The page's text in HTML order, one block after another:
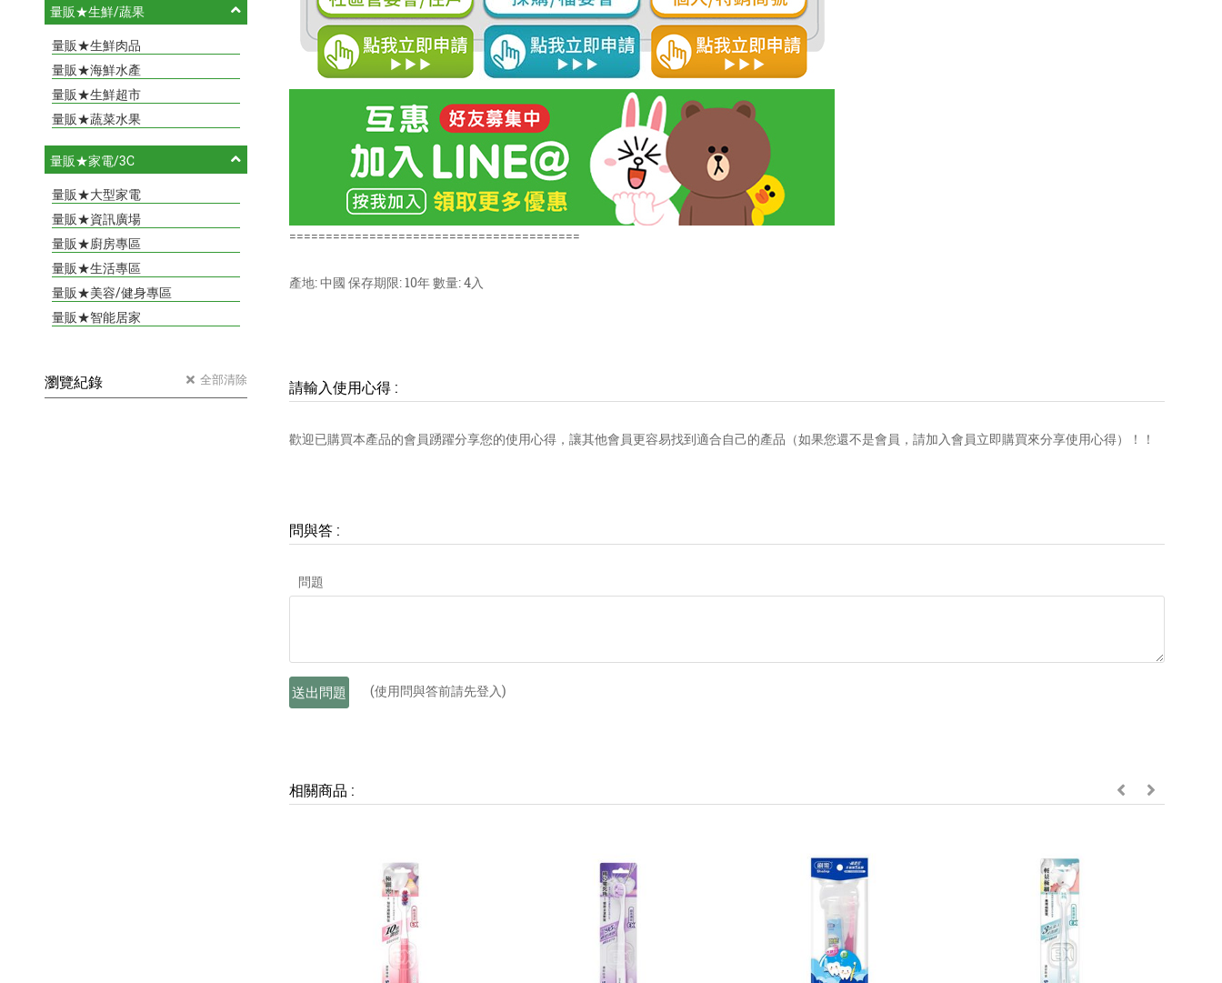
========================================
產地: 中國 保存期限: 10年 數量: 4入
請輸入使用心得 :
歡迎已購買本產品的會員踴躍分享您的使用心得，讓其他會員更容易找到適合自己的產品（如果您還不是會員，請加入會員立即購買來分享使用心得）！！
問與答 :
問題
送出問題 (使用問與答前請先登入)
相關商品 :
量販★生鮮/蔬果
量販★生鮮肉品
量販★海鮮水產
量販★生鮮超市
量販★蔬菜水果
量販★家電/3C
量販★大型家電
量販★資訊廣場
量販★廚房專區
量販★生活專區
量販★美容/健身專區
量販★智能居家
瀏覽紀錄 全部清除